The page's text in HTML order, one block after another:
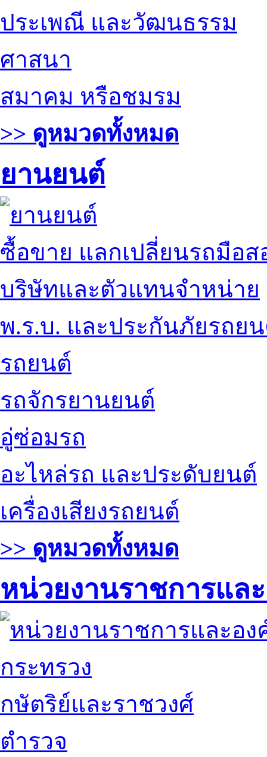
ประเพณี และวัฒนธรรม
ศาสนา
สมาคม หรือชมรม
>> ดูหมวดทั้งหมด
ยานยนต์
ซื้อขาย แลกเปลี่ยนรถมือส
บริษัทและตัวแทนจำหน่าย
พ.ร.บ. และประกันภัยรถย
รถยนต์
รถจักรยานยนต์
อู่ซ่อมรถ
อะไหล่รถ และประดับยนต์
เครื่องเสียงรถยนต์
>> ดูหมวดทั้งหมด
หน่วยงานราชการแล
กระทรวง
กษัตริย์และราชวงศ์
ตำรวจ